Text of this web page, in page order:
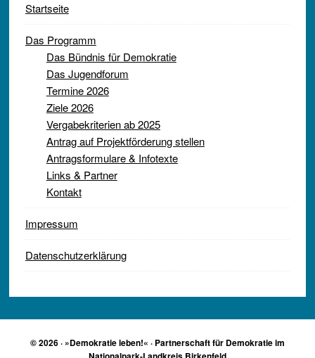
Startseite
Das Programm
Das Bündnis für Demokratie
Das Jugendforum
Termine 2026
Ziele 2026
Vergabekriterien ab 2025
Antrag auf Projektförderung stellen
Antragsformulare & Infotexte
Links & Partner
Kontakt
Impressum
Datenschutzerklärung
© 2026 · »Demokratie leben!« · Partnerschaft für Demokratie im